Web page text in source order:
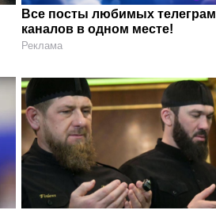
Все посты любимых телеграм
каналов в одном месте!
Реклама